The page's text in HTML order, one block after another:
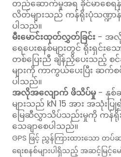
တည်ဆောက်မှုအရ ခိုင်မာစေရန်
လိတ်များသည် ကန်ရိုးပုံသဏ္ဍာ
ပါသည်။
မီးမောင်းထုတ်လွှတ်ခြင်း - အလို
ရေပေးစနစ်များတွင် ရိုးရှင်း
တစ်ပြေးညီ ချိန်ညှိပေးသည့်
များကို ကာကွယ်ပေးပြီး ဆ
ပါသည်။
အလိုအလျောက် ဖိသိပ်မှု - နှစ်
များသည် kN 15 အား အသုံးပြု
မြေဆီလွှာသိပ်သည်းမှုကို ကန်ရို
သေချာစေပါသည်။
GPS ဖြင့် ညွှန်ကြားထားသော တပ်
ရေးစနစ်များပါရှိသည့် အဆင့်မြင့်